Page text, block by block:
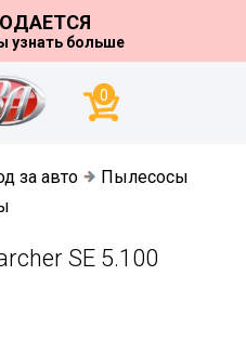
узнать больше
0
за авто
Пылесосы
SE 5.100